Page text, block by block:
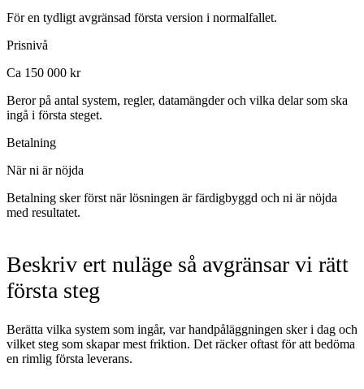
För en tydligt avgränsad första version i normalfallet.
Prisnivå
Ca 150 000 kr
Beror på antal system, regler, datamängder och vilka delar som ska
ingå i första steget.
Betalning
När ni är nöjda
Betalning sker först när lösningen är färdigbyggd och ni är nöjda
med resultatet.
Beskriv ert nuläge så avgränsar vi rätt
första steg
Berätta vilka system som ingår, var handpåläggningen sker i dag och
vilket steg som skapar mest friktion. Det räcker oftast för att bedöma
en rimlig första leverans.